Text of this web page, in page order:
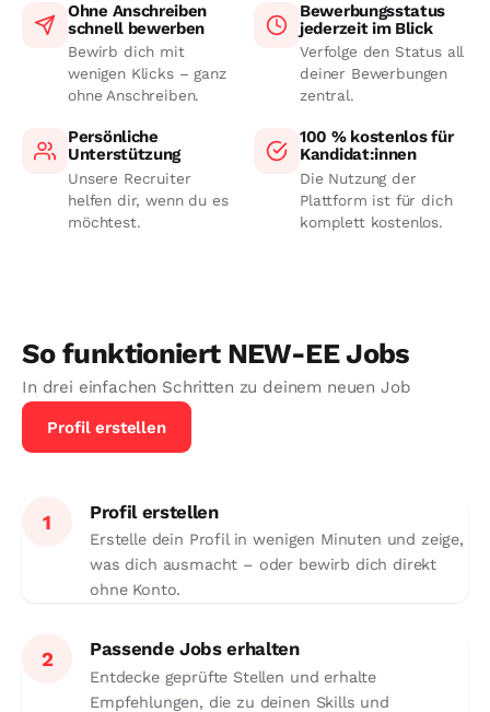
Ohne Anschreiben
schnell bewerben
Bewirb dich mit
wenigen Klicks – ganz
ohne Anschreiben.
Bewerbungsstatus
jederzeit im Blick
Verfolge den Status all
deiner Bewerbungen
zentral.
Persönliche
Unterstützung
Unsere Recruiter
helfen dir, wenn du es
möchtest.
100 % kostenlos für
Kandidat:innen
Die Nutzung der
Plattform ist für dich
komplett kostenlos.
So funktioniert NEW-EE Jobs
In drei einfachen Schritten zu deinem neuen Job
Profil erstellen
1 Profil erstellen
Erstelle dein Profil in wenigen Minuten und zeige,
was dich ausmacht – oder bewirb dich direkt
ohne Konto.
2 Passende Jobs erhalten
Entdecke geprüfte Stellen und erhalte
Empfehlungen, die zu deinen Skills und